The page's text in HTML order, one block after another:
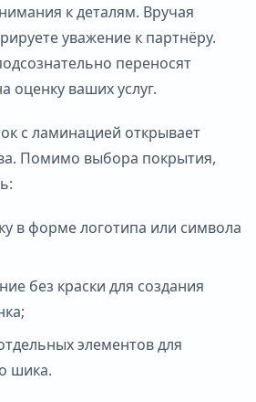
к деталям. Вручая
уважение к партнёру.
переносят
оценку ваших услуг.
с ламинацией открывает
Помимо выбора покрытия,
в форме логотипа или символа
без краски для создания
элементов для
шика.